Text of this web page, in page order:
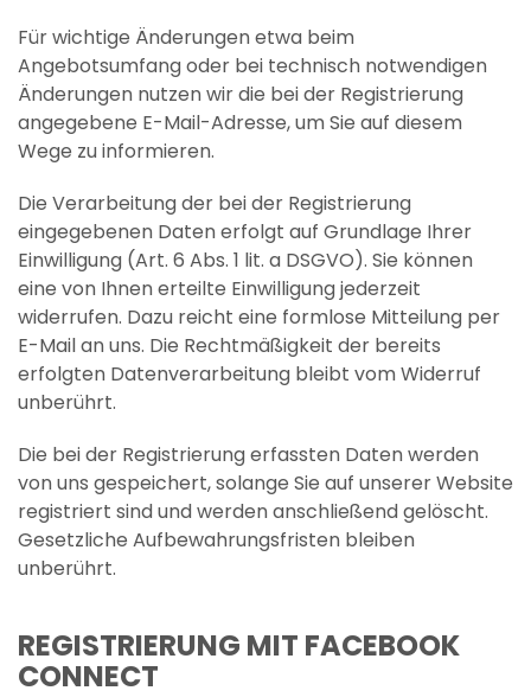
Für wichtige Änderungen etwa beim
Angebotsumfang oder bei technisch notwendigen
Änderungen nutzen wir die bei der Registrierung
angegebene E-Mail-Adresse, um Sie auf diesem
Wege zu informieren.
Die Verarbeitung der bei der Registrierung
eingegebenen Daten erfolgt auf Grundlage Ihrer
Einwilligung (Art. 6 Abs. 1 lit. a DSGVO). Sie können
eine von Ihnen erteilte Einwilligung jederzeit
widerrufen. Dazu reicht eine formlose Mitteilung per
E-Mail an uns. Die Rechtmäßigkeit der bereits
erfolgten Datenverarbeitung bleibt vom Widerruf
unberührt.
Die bei der Registrierung erfassten Daten werden
von uns gespeichert, solange Sie auf unserer Website
registriert sind und werden anschließend gelöscht.
Gesetzliche Aufbewahrungsfristen bleiben
unberührt.
REGISTRIERUNG MIT FACEBOOK
CONNECT